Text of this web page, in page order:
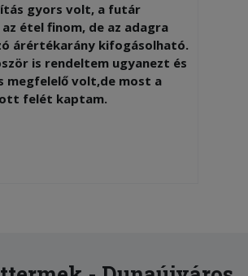
gyors volt, a futár
étel finom, de az adagra
árértékarány kifogásolható.
is rendeltem ugyanezt és
megfelelő volt,de most a
felét kaptam.